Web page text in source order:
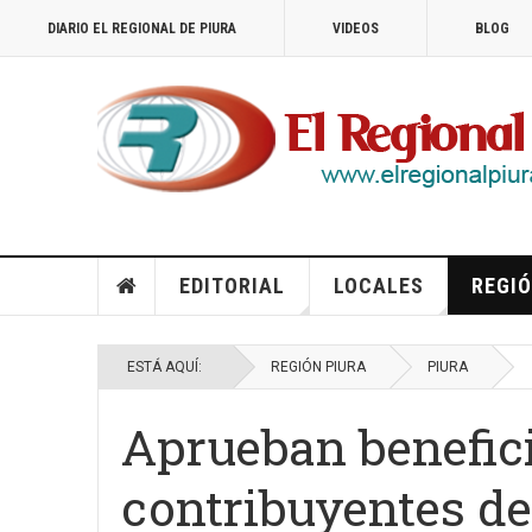
DIARIO EL REGIONAL DE PIURA VIDEOS BLOG
EDITORIAL LOCALES
ESTÁ AQUÍ: REGIÓN PIURA PIURA
Aprueban
contribuyentes